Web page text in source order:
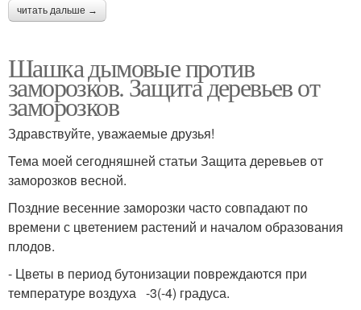
читать дальше →
Шашка дымовые против
заморозков. Защита деревьев от
заморозков
Здравствуйте, уважаемые друзья!
Тема моей сегодняшней статьи Защита деревьев от
заморозков весной.
Поздние весенние заморозки часто совпадают по
времени с цветением растений и началом образования
плодов.
- Цветы в период бутонизации повреждаются при
температуре воздуха -3(-4) градуса.